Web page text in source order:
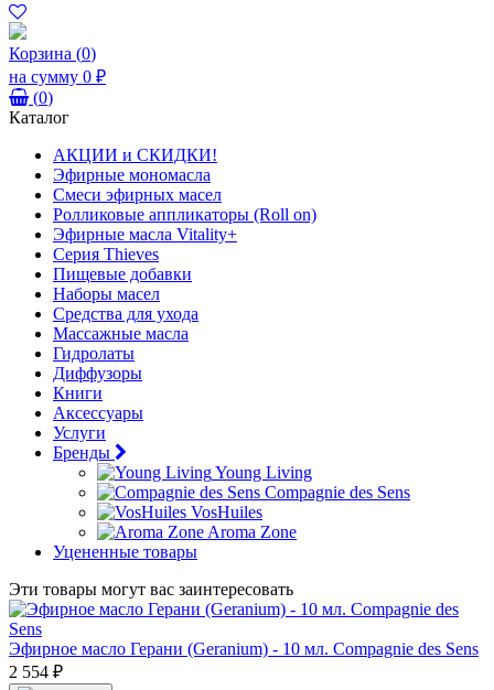
Корзина (0)
на сумму 0 ₽
(0)
Каталог
АКЦИИ и СКИДКИ!
Эфирные мономасла
Смеси эфирных масел
Ролликовые аппликаторы (Roll on)
Эфирные масла Vitality+
Серия Thieves
Пищевые добавки
Наборы масел
Средства для ухода
Массажные масла
Гидролаты
Диффузоры
Книги
Аксессуары
Услуги
Бренды
Young Living
Compagnie des Sens
VosHuiles
Aroma Zone
Уцененные товары
Эти товары могут вас заинтересовать
Эфирное масло Герани (Geranium) - 10 мл. Compagnie des Sens
2 554 ₽